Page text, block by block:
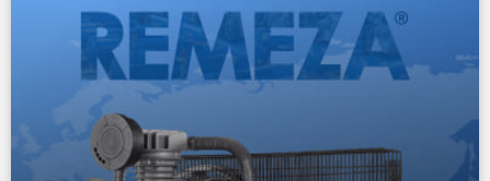
официального сайта завода remeza.com ⭐"
title="REMEZA
и Студия Борового представили
имиджевую версию официального сайта завода
remeza.com ⭐" />